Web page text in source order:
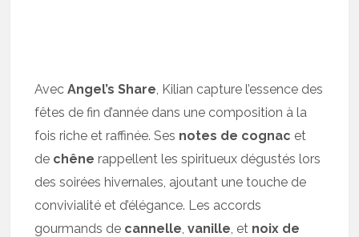
AvecAngel’s Share , Kilian capture l’essence des
fêtes de fin d’année dans une composition à la
fois riche et raffinée. Ses notes de cognac et
de chêne rappellent les spiritueux dégustés lors
des soirées hivernales, ajoutant une touche de
convivialité et d’élégance. Les accords
gourmands de cannelle ,vanille , et noix de